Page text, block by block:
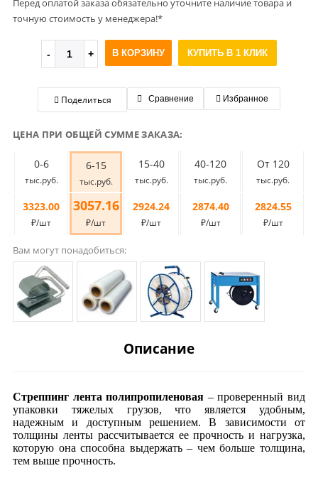
Перед оплатой заказа обязательно уточните наличие товара и
точную стоимость у менеджера!*
В КОРЗИНУ КУПИТЬ В 1 КЛИК
Поделиться Сравнение Избранное
ЦЕНА ПРИ ОБЩЕЙ СУММЕ ЗАКАЗА:
0-6
тыс.руб.
6-15
тыс.руб.
15-40
тыс.руб.
40-120
тыс.руб.
От 120
тыс.руб.
3323.00
₽/шт
3057.16
₽/шт
2924.24
₽/шт
2874.40
₽/шт
2824.55
₽/шт
Вам могут понадобиться:
Описание
Стреппинг лента полипропиленовая – проверенный вид
упаковки тяжелых грузов, что является удобным,
надежным и доступным решением. В зависимости от
толщины ленты рассчитывается ее прочность и нагрузка,
которую она способна выдержать – чем больше толщина,
тем выше прочность.